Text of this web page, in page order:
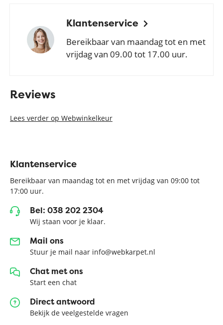
Klantenservice
Bereikbaar van maandag tot en met
vrijdag van 09.00 tot 17.00 uur.
Reviews
Lees verder op Webwinkelkeur
Klantenservice
Bereikbaar van maandag tot en met vrijdag van 09:00 tot
17:00 uur.
Bel: 038 202 2304
Wij staan voor je klaar.
Mail ons
Stuur je mail naar info@webkarpet.nl
Chat met ons
Start een chat
Direct antwoord
Bekijk de veelgestelde vragen